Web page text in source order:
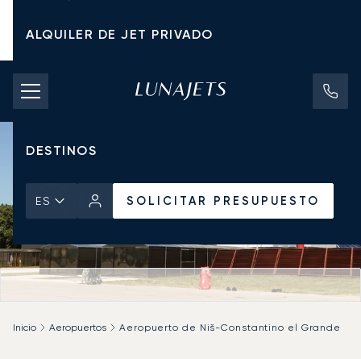
ALQUILER DE JET PRIVADO
TARIFAS DE CHÁRTER
JETS PRIVADOS
DESTINOS
ES SOLICITAR PRESUPUESTO
Inicio Aeropuertos Aeropuerto de Niš-Constantino el Grande